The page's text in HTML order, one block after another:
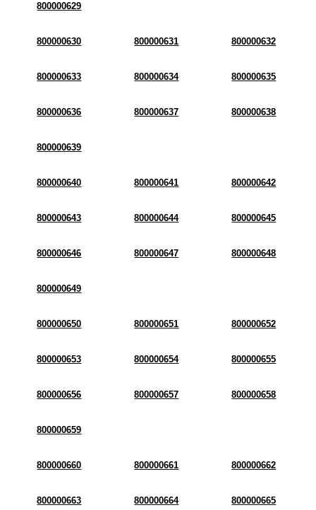
800000629
800000630 800000631 800000632
800000633 800000634 800000635
800000636 800000637 800000638
800000639
800000640 800000641 800000642
800000643 800000644 800000645
800000646 800000647 800000648
800000649
800000650 800000651 800000652
800000653 800000654 800000655
800000656 800000657 800000658
800000659
800000660 800000661 800000662
800000663 800000664 800000665